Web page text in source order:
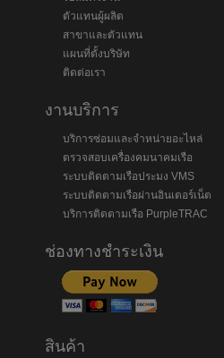
ตัวแทนผู้ผลิต
สาขาและตัวแทน
แผนที่ตั้งบริษัท
ติดต่อเรา
งานบริการ
บริการซ่อมและจำหน่ายอะไหล่
ตรวจสอบเครื่องคมนาคมเรือ
ระบบติดตามเรือประมง VMS
ระบบติดตามเรือผ่านอินเตอร์เน็ต
บริการติดตามเรือ PurpleTRAC
ช่องทางชำระเงิน
สินค้า